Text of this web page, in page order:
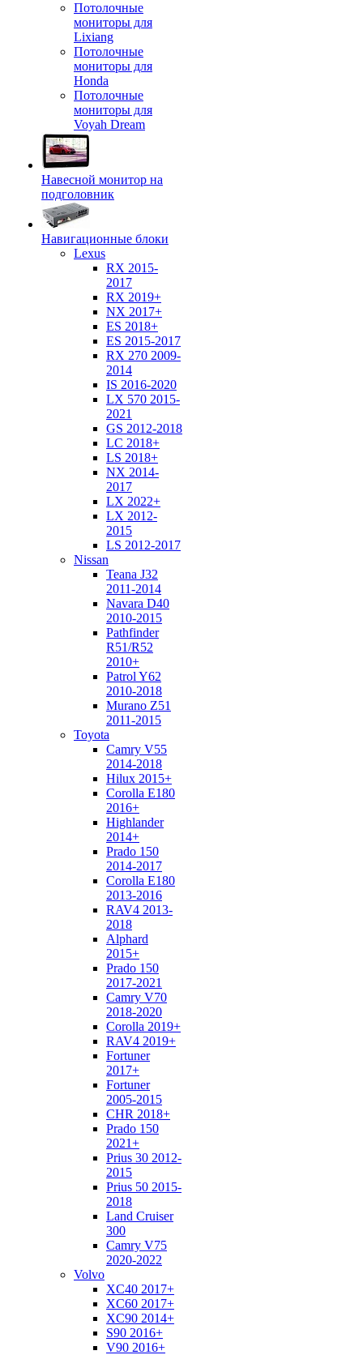
Потолочные
мониторы для
Lixiang
Потолочные
мониторы для
Honda
Потолочные
мониторы для
Voyah Dream
Навесной монитор на
подголовник
Навигационные блоки
Lexus
RX 2015-
2017
RX 2019+
NX 2017+
ES 2018+
ES 2015-2017
RX 270 2009-
2014
IS 2016-2020
LX 570 2015-
2021
GS 2012-2018
LC 2018+
LS 2018+
NX 2014-
2017
LX 2022+
LX 2012-
2015
LS 2012-2017
Nissan
Teana J32
2011-2014
Navara D40
2010-2015
Pathfinder
R51/R52
2010+
Patrol Y62
2010-2018
Murano Z51
2011-2015
Toyota
Camry V55
2014-2018
Hilux 2015+
Corolla E180
2016+
Highlander
2014+
Prado 150
2014-2017
Corolla E180
2013-2016
RAV4 2013-
2018
Alphard
2015+
Prado 150
2017-2021
Camry V70
2018-2020
Corolla 2019+
RAV4 2019+
Fortuner
2017+
Fortuner
2005-2015
CHR 2018+
Prado 150
2021+
Prius 30 2012-
2015
Prius 50 2015-
2018
Land Cruiser
300
Camry V75
2020-2022
Volvo
XC40 2017+
XC60 2017+
XC90 2014+
S90 2016+
V90 2016+